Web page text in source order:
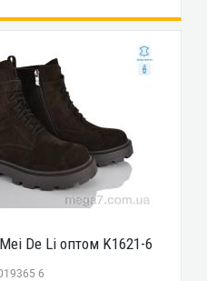
De Li оптом K1621-6
6